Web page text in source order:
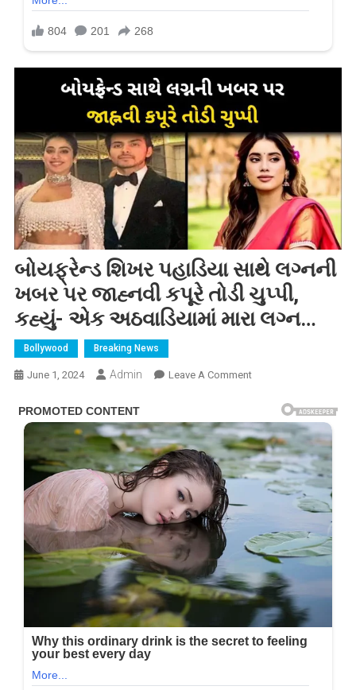
બોયફ્રેન્ડ શિખર પહાડિયા સાથે લગ્નની
ખબર પર જાહ્નવી કપૂરે તોડી ચુપ્પી,
કહ્યું- એક અઠવાડિયામાં મારા લગ્ન…
Bollywood Breaking News
June 1, 2024 Admin Leave A CommentOn
પહાડિયા
સાથે
લગ્નની
ખબર
કપૂરે
તોડી
ચુપ્પી,
કહ્યું-
એક
અઠવાડિયામાં
મારા